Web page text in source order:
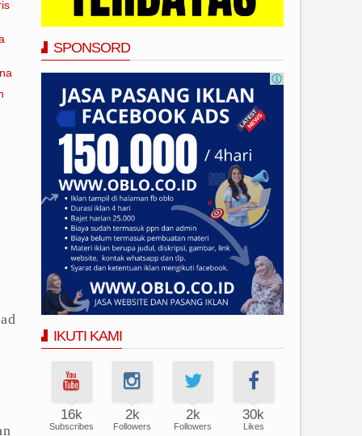
SPONSORD
IKUTI KAMI
16k
Subscribes
2k
Followers
2k
Followers
30k
Likes